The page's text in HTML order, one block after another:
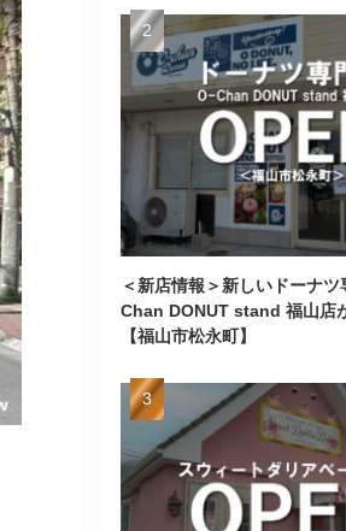
＜新店情報＞新しいドーナツ
Chan DONUT stand 福山店
【福山市松永町】